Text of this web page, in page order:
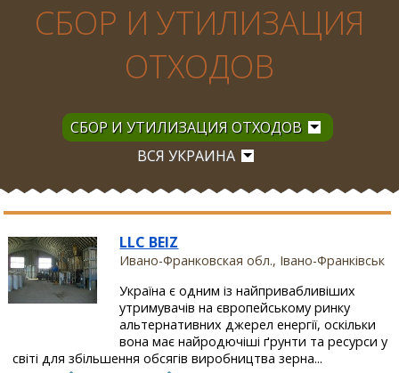
СБОР И УТИЛИЗАЦИЯ
ОТХОДОВ
СБОР И УТИЛИЗАЦИЯ ОТХОДОВ
ВСЯ УКРАИНА
LLC BEIZ
Ивано-Франковская обл., Івано-Франківськ
Україна є одним із найпривабливіших
утримувачів на європейському ринку
альтернативних джерел енергії, оскільки
вона має найродючіші ґрунти та ресурси у
світі для збільшення обсягів виробництва зерна...